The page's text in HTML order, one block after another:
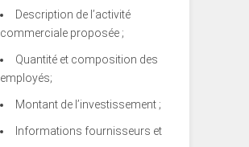
Description de l’activité
commerciale proposée ;
Quantité et composition des
employés;
Montant de l’investissement ;
Informations fournisseurs et